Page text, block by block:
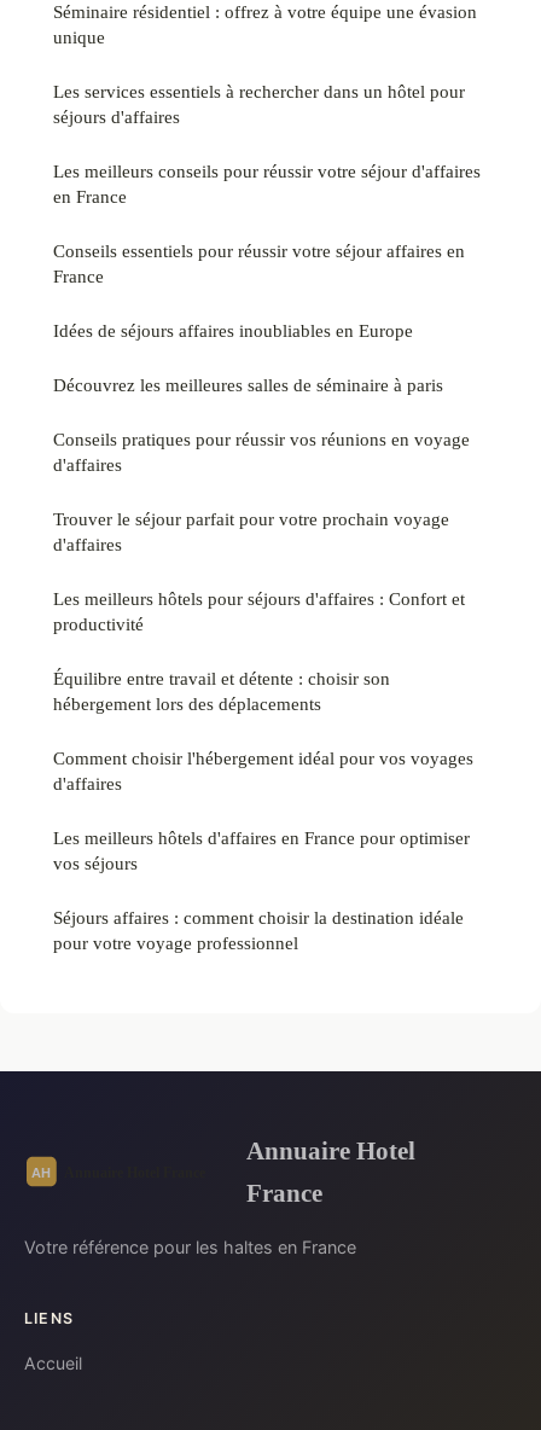
Séminaire résidentiel : offrez à votre équipe une évasion
unique
Les services essentiels à rechercher dans un hôtel pour
séjours d'affaires
Les meilleurs conseils pour réussir votre séjour d'affaires
en France
Conseils essentiels pour réussir votre séjour affaires en
France
Idées de séjours affaires inoubliables en Europe
Découvrez les meilleures salles de séminaire à paris
Conseils pratiques pour réussir vos réunions en voyage
d'affaires
Trouver le séjour parfait pour votre prochain voyage
d'affaires
Les meilleurs hôtels pour séjours d'affaires : Confort et
productivité
Équilibre entre travail et détente : choisir son
hébergement lors des déplacements
Comment choisir l'hébergement idéal pour vos voyages
d'affaires
Les meilleurs hôtels d'affaires en France pour optimiser
vos séjours
Séjours affaires : comment choisir la destination idéale
pour votre voyage professionnel
Annuaire Hotel
France
Votre référence pour les haltes en France
LIENS
Accueil